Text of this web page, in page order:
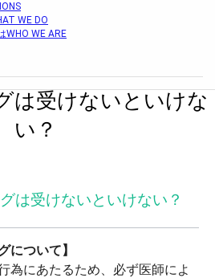
WE DO
WHO WE ARE
は受けないといけな
い？
は受けないといけない？
について】
為にあたるため、必ず医師によ